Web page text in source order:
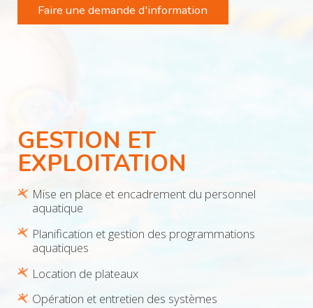
Faire une demande d'information
GESTION ET
EXPLOITATION
Mise en place et encadrement du personnel
aquatique
Planification et gestion des programmations
aquatiques
Location de plateaux
Opération et entretien des systèmes